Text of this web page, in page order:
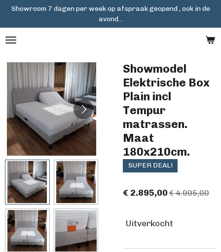
Ga
naar
de
Showroom 7 dagen per week op afspraak geopend , ook in de
avond...
Showmodel
Elektrische Box
Plain incl
Tempur
matrassen.
Maat
180x210cm.
SUPER DEAL!
€ 2.895,00 € 4.995,00
Uitverkocht